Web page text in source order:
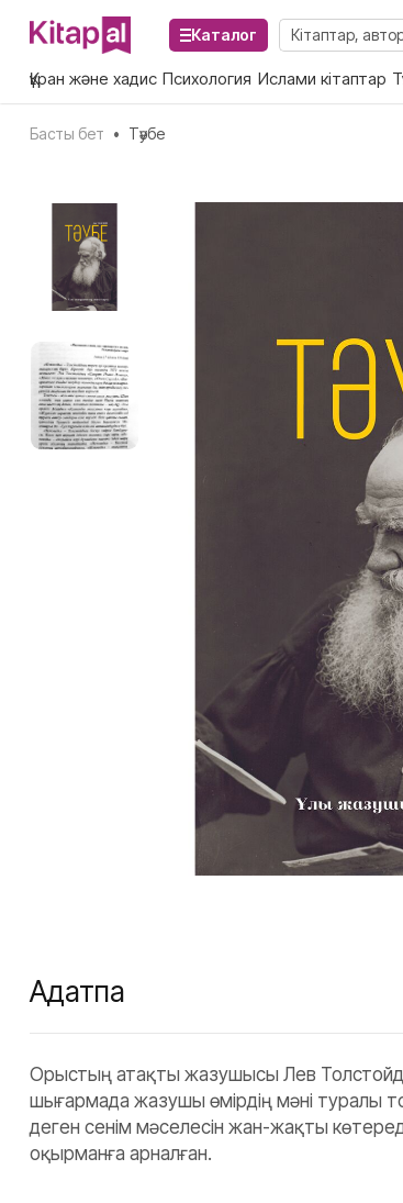
Каталог
Құран және хадис Психология Ислами кітаптар
Басты бет • Тәубе
Аңдатпа
Орыстың атақты жазушысы Лев
шығармада жазушы өмірдің мәні туралы
деген сенім мәселесін жан-жақты
оқырманға арналған.